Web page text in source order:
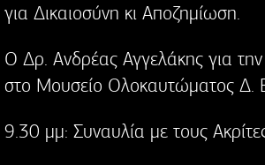
για Δικαιοσύνη κι Αποζημίωση.
Ο Δρ. Ανδρέας Αγγελάκης για
στο Μουσείο Ολοκαυτώματος Δ.
9.30 μμ: Συναυλία με τους